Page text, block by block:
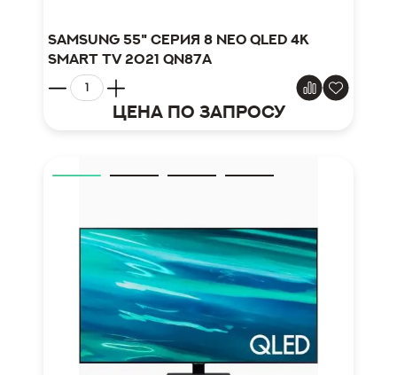
Samsung 55" серия 8 Neo QLED 4K
Smart TV 2021 QN87A
Цена по запросу